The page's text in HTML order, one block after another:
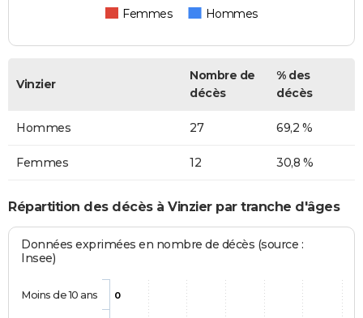
Femmes Hommes
Vinzier
Nombre de
décès
% des
décès
Hommes 27 69,2 %
Femmes 12 30,8 %
Répartition des décès à Vinzier par tranche d'âges
Données exprimées en nombre de décès (source :
Insee)
0
Moins de 10 ans